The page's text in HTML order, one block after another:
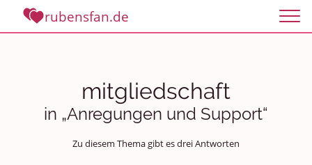
rubensfan.de
mitgliedschaft
in „Anregungen und Support“
Zu diesem Thema gibt es drei Antworten